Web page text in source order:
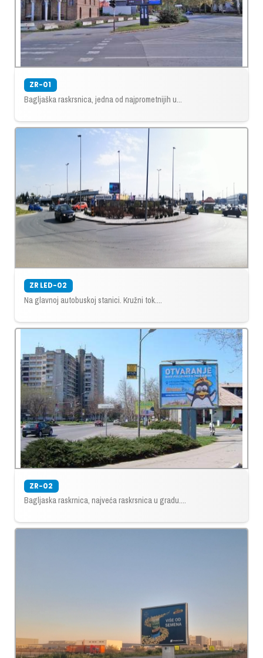
ZR-01
Bagljaška raskrsnica, jedna od najprometnijih u...
ZR LED-02
Na glavnoj autobuskoj stanici. Kružni tok....
ZR-02
Bagljaska raskrnica, najveća raskrsnica u gradu....